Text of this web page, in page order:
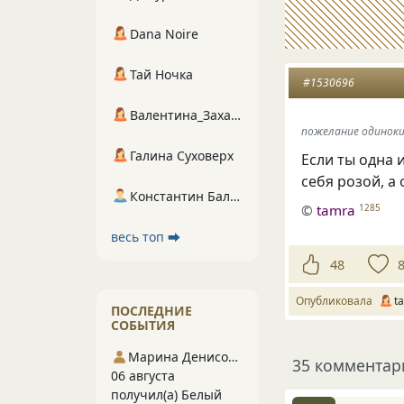
#1530696
пожелание
Если ты одна
себя розой, а
©tamra 1285
48 8
Опубликовала
35
Dana Noire
Тай Ночка
Валентина_Захарова
Галина Суховерх
Константин Балухта
весь топ ⮕
ПОСЛЕДНИЕ
СОБЫТИЯ
Марина Денисова 5
06 августа
получил(а) Белый